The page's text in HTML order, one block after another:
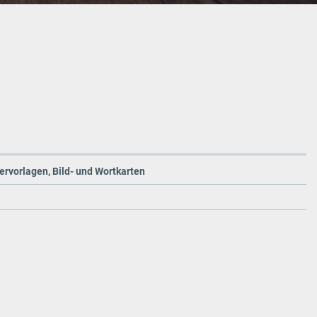
Bild- und Wortkarten